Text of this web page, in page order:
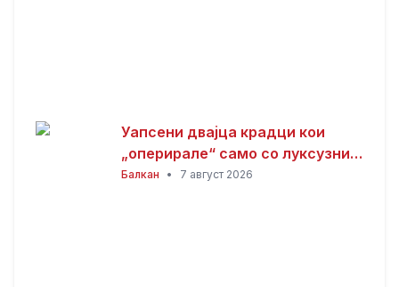
Уапсени двајца крадци кои
„оперирале“ само со луксузни
автомобили
Балкан • 7 август 2026